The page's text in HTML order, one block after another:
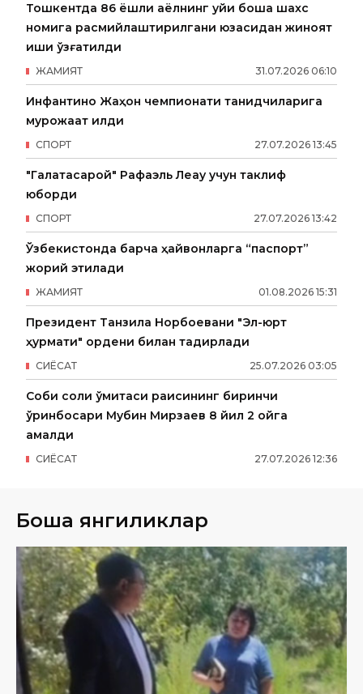
Тошкентда 86 ёшли аёлнинг уйи бошқа шахс
номига расмийлаштирилгани юзасидан жиноят
иши қўзғатилди
31.07.2026 06:10
ЖАМИЯТ
Инфантино Жаҳон чемпионати танқидчиларига
мурожаат қилди
27.07.2026 13:45
СПОРТ
"Галатасарой" Рафаэль Леау учун таклиф
юборди
27.07.2026 13:42
СПОРТ
Ўзбекистонда барча ҳайвонларга “паспорт”
жорий этилади
01.08.2026 15:31
ЖАМИЯТ
Президент Танзила Норбоевани "Эл-юрт
ҳурмати" ордени билан тақдирлади
25.07.2026 03:05
СИËСАТ
Собиқ солиқ қўмитаси раисининг биринчи
ўринбосари Мубин Мирзаев 8 йил 2 ойга
қамалди
27.07.2026 12:36
СИËСАТ
Бошқа янгиликлар